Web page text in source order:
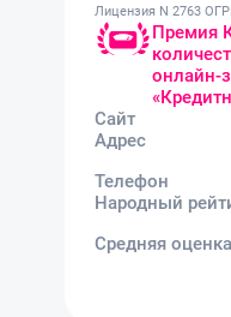
Лицензия N 2763
Премия
онлайн-
Сайт
Адрес
Телефон
Народный
Средняя оценка